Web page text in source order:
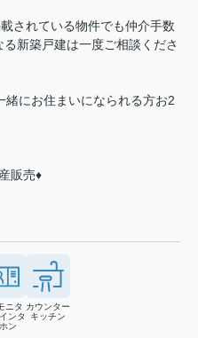
されている物件でも仲介手数
新築戸建は一度ご相談くださ
にお住まいになられる方お2
販売♦
ニタ
ンタ
ン
カウンター
キッチン